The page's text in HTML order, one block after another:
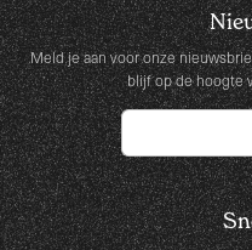
Meld je aan voor onze
blijf op de hoogte